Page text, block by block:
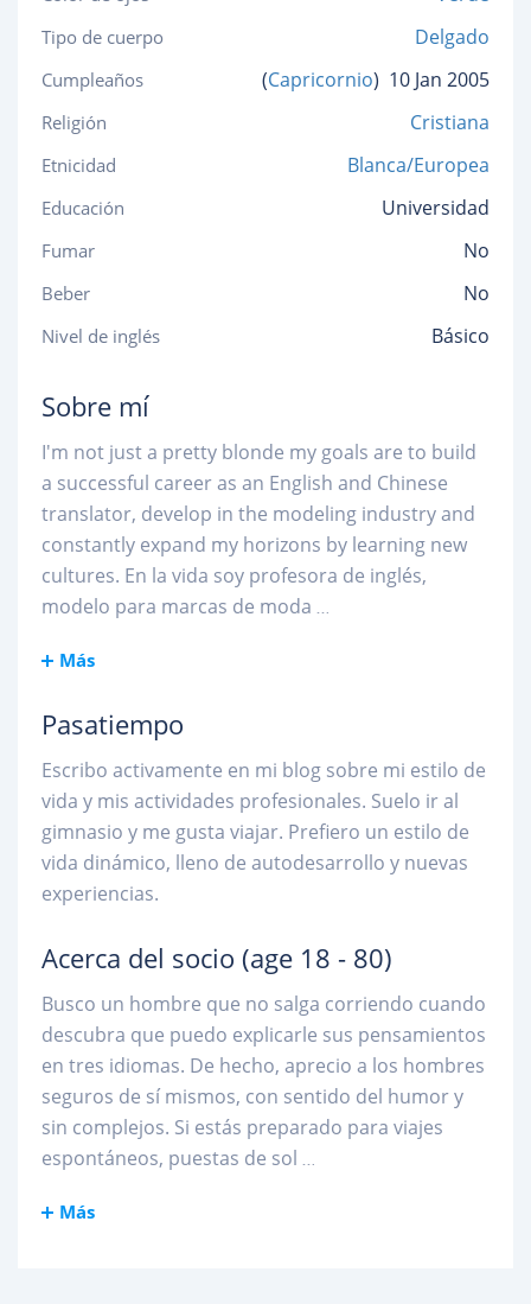
Tipo de cuerpo Delgado
Cumpleaños (Capricornio) 10 Jan 2005
Religión Cristiana
Etnicidad Blanca/Europea
Educación Universidad
Fumar No
Beber No
Nivel de inglés Básico
Sobre mí
I'm not just a pretty blonde my goals are to build
a successful career as an English and Chinese
translator, develop in the modeling industry and
constantly expand my horizons by learning new
cultures. En la vida soy profesora de inglés,
modelo para marcas de moda ...
Más
Pasatiempo
Escribo activamente en mi blog sobre mi estilo de
vida y mis actividades profesionales. Suelo ir al
gimnasio y me gusta viajar. Prefiero un estilo de
vida dinámico, lleno de autodesarrollo y nuevas
experiencias.
Acerca del socio (age 18 - 80)
Busco un hombre que no salga corriendo cuando
descubra que puedo explicarle sus pensamientos
en tres idiomas. De hecho, aprecio a los hombres
seguros de sí mismos, con sentido del humor y
sin complejos. Si estás preparado para viajes
espontáneos, puestas de sol ...
Más